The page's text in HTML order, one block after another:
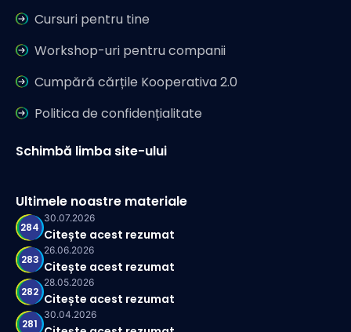
Cursuri pentru tine
Workshop-uri pentru companii
Cumpără cărțile Kooperativa 2.0
Politica de confidențialitate
Schimbă limba site-ului
Ultimele noastre materiale
284
30.07.2026
Citește acest rezumat
283
26.06.2026
Citește acest rezumat
282
28.05.2026
Citește acest rezumat
281
30.04.2026